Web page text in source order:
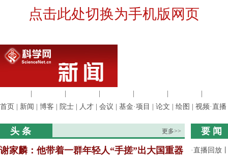
点击此处切换为手机版网页
首页
新闻 博客 院士 人才 会议 基金·项目 论文 绘图 视频·直播
头 条 更多>>
谢家麟：他带着一群年轻人“手搓”出大国重器
要 闻
·直播回放